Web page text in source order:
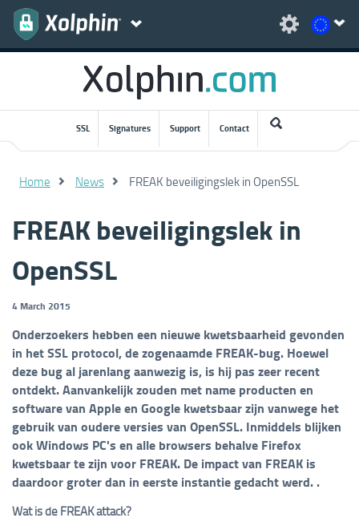
SSL Signatures Support Contact
Home News FREAK beveiligingslek in OpenSSL
FREAK beveiligingslek in
OpenSSL
4 March 2015
Onderzoekers hebben een nieuwe kwetsbaarheid gevonden
in het SSL protocol, de zogenaamde FREAK-bug. Hoewel
deze bug al jarenlang aanwezig is, is hij pas zeer recent
ontdekt. Aanvankelijk zouden met name producten en
software van Apple en Google kwetsbaar zijn vanwege het
gebruik van oudere versies van OpenSSL. Inmiddels blijken
ook Windows PC's en alle browsers behalve Firefox
kwetsbaar te zijn voor FREAK. De impact van FREAK is
daardoor groter dan in eerste instantie gedacht werd. .
Wat is de FREAK attack?